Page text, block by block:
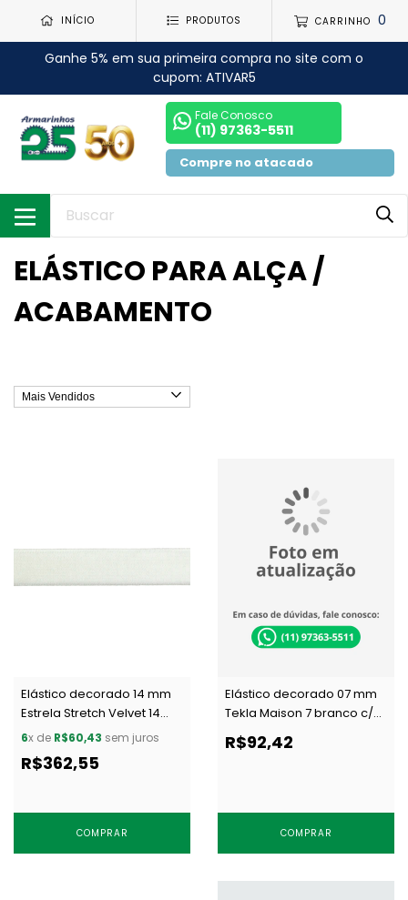
INÍCIO PRODUTOS CARRINHO 0
Ganhe 5% em sua primeira compra no site com o
cupom: ATIVAR5
Fale Conosco
(11) 97363-5511
Compre no atacado
ELÁSTICO PARA ALÇA /
ACABAMENTO
Elástico decorado 14 mm
Estrela Stretch Velvet 14
branco c/ 50 m
6x de R$60,43 sem juros
R$362,55
COMPRAR
Elástico decorado 07 mm
Tekla Maison 7 branco c/
50 m
R$92,42
COMPRAR